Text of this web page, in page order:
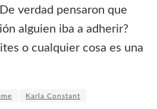
verdad pensaron que
alguien iba a adherir?
o cualquier cosa es una
Karla Constant